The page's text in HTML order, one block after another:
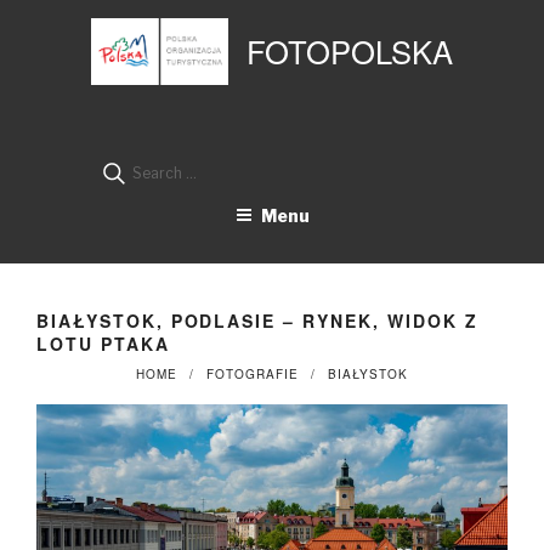
FOTOPOLSKA
Search
Menu
BIAŁYSTOK, PODLASIE – RYNEK, WIDOK Z
LOTU PTAKA
HOME FOTOGRAFIE BIAŁYSTOK
Panel zarządzania plikami cookies